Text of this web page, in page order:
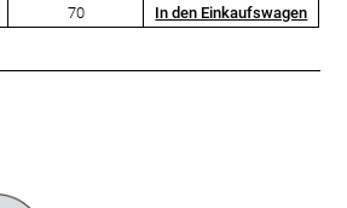
70 In den Einkaufswagen